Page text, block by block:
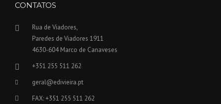
CONTATOS
Rua de Viadores,
Paredes de Viadores 1911
4630-604 Marco de Canaveses
+351 255 511 262
geral@edivieira.pt
FAX: +351 255 511 262